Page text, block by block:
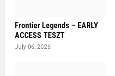
Frontier Legends – EARLY
ACCESS TESZT
July 06, 2026